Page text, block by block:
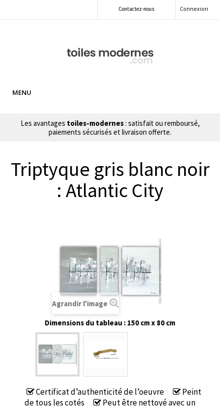
Connexion
Contactez-nous
MENU
Les avantages toiles-modernes: satisfait ou remboursé,
paiements sécurisés et livraison offerte.
Triptyque gris blanc noir
: Atlantic City
Agrandir l'image
Dimensions du tableau : 150 cm x 80 cm
Certificat d’authenticité de l’oeuvre
Peint
de tous les cotés
Peut être nettoyé avec un